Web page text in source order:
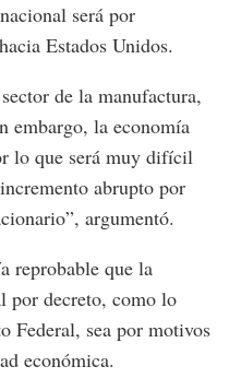
será por
Estados Unidos.
de la manufactura,
embargo, la economía
lo que será muy difícil
abrupto por
argumentó.
reprobable que la
por decreto, como lo
Federal, sea por motivos
económica.